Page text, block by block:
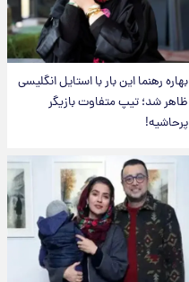
بهاره رهنما این بار با استایل انگلیسی
ظاهر شد؛ تیپ متفاوت بازیگر
پرحاشیه!